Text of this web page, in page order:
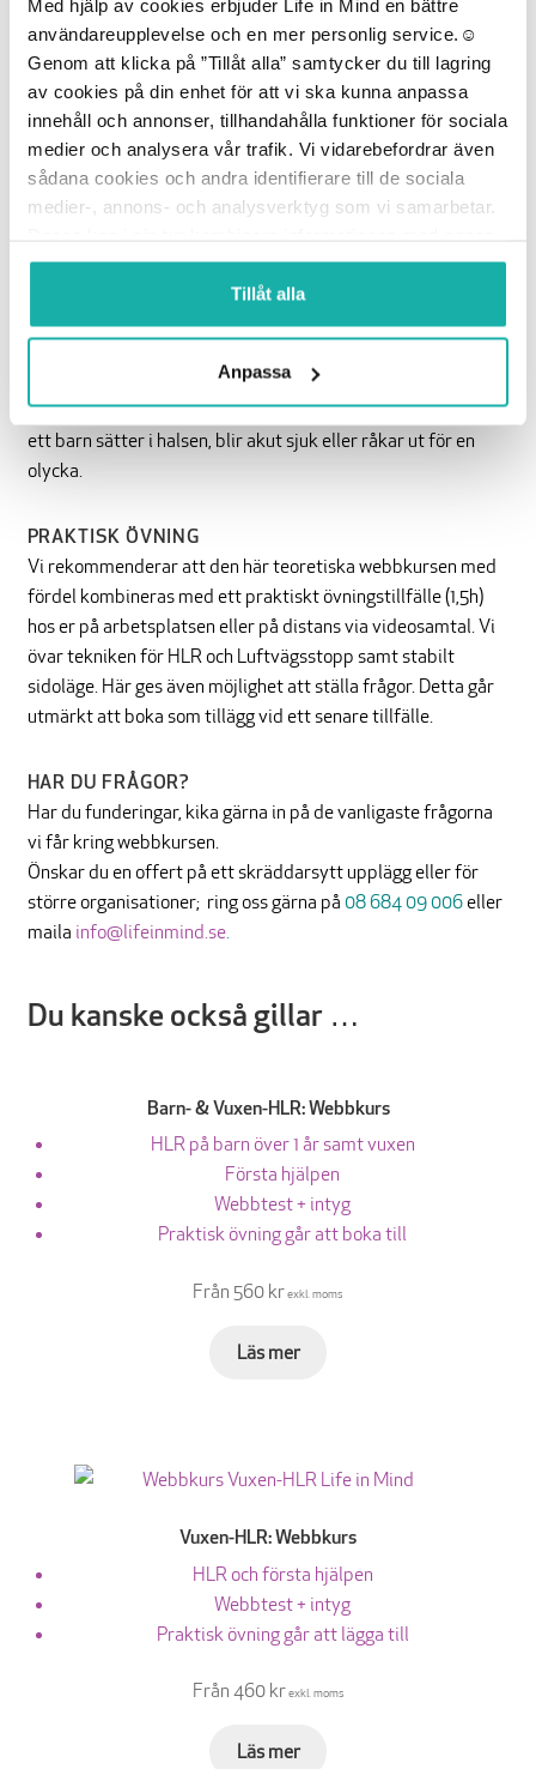
Med hjälp av cookies erbjuder Life in Mind en bättre
användareupplevelse och en mer personlig service.☺︎
Genom att klicka på ”Tillåt alla” samtycker du till lagring
av cookies på din enhet för att vi ska kunna anpassa
innehåll och annonser, tillhandahålla funktioner för sociala
medier och analysera vår trafik. Vi vidarebefordrar även
sådana cookies och andra identifierare till de sociala
medier-, annons- och analysverktyg som vi samarbetar.
information som du har tillhandahållit eller som de har
samlat in när du har använt deras tjänster.
Tillåt alla
Anpassa
Barn-
HLR:
Webbkurs
mängd
LÄGG TILL I VARUKORG
Beskrivning
Syftet med den här kursen är att på ett flexiblare sätt kunna
Hjälpen och därigenom rädda fler liv. Målet med kursen är
att du ska känna dig modig och trygg att kunna rycka in om
ett barn sätter i halsen, blir akut sjuk eller råkar ut för en
olycka.
PRAKTISK ÖVNING
Vi rekommenderar att den här teoretiska webbkursen med
fördel kombineras med ett praktiskt övningstillfälle (1,5h)
hos er på arbetsplatsen eller på distans via videosamtal. Vi
övar tekniken för HLR och Luftvägsstopp samt stabilt
sidoläge. Här ges även möjlighet att ställa frågor. Detta går
utmärkt att boka som tillägg vid ett senare tillfälle.
HAR DU FRÅGOR?
Har du funderingar, kika gärna in på de vanligaste frågorna
vi får kring webbkursen.
Önskar du en offert på ett skräddarsytt upplägg eller för
större organisationer; ring oss gärna på08 684 09 006eller
maila info@lifeinmind.se.
Du kanske också gillar …
Barn- & Vuxen-HLR: Webbkurs
HLR på barn över 1 år samt vuxen
Första hjälpen
Webbtest + intyg
Praktisk övning går att boka till
Från 560 krexkl. moms
Läs mer
Vuxen-HLR: Webbkurs
HLR och första hjälpen
Webbtest + intyg
Praktisk övning går att lägga till
Från 460 krexkl. moms
Läs mer